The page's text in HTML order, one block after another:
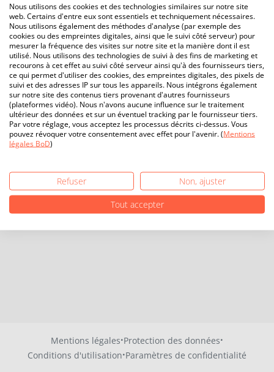
Mentions légales·Protection des données·
Conditions d'utilisation·Paramètres de confidentialité
Nous utilisons des cookies et des technologies similaires sur notre site
web. Certains d'entre eux sont essentiels et techniquement nécessaires.
Nous utilisons également des méthodes d'analyse (par exemple des
cookies ou des empreintes digitales, ainsi que le suivi côté serveur) pour
mesurer la fréquence des visites sur notre site et la manière dont il est
utilisé. Nous utilisons des technologies de suivi à des fins de marketing et
recourons à cet effet au suivi côté serveur ainsi qu'à des fournisseurs tiers,
ce qui permet d'utiliser des cookies, des empreintes digitales, des pixels de
suivi et des adresses IP sur tous les appareils. Nous intégrons également
sur notre site des contenus tiers provenant d'autres fournisseurs
(plateformes vidéo). Nous n'avons aucune influence sur le traitement
ultérieur des données et sur un éventuel tracking par le fournisseur tiers.
Par votre réglage, vous acceptez les processus décrits ci-dessus. Vous
pouvez révoquer votre consentement avec effet pour l'avenir. (Mentions
légales BoD)
Refuser
Non, ajuster
Tout accepter